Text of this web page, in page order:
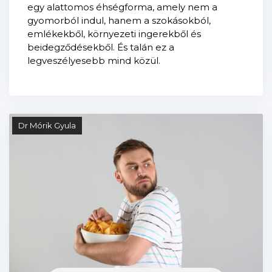
egy alattomos éhségforma, amely nem a
gyomorból indul, hanem a szokásokból,
emlékekből, környezeti ingerekből és
beidegződésekből. És talán ez a
legveszélyesebb mind közül.
Dr Mórik Gyula